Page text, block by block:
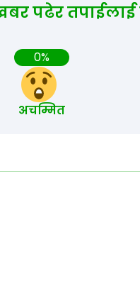
पढेर
0%
अचम्मित